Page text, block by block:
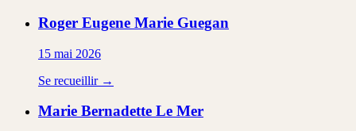
Roger Eugene Marie Guegan
15 mai 2026
Se recueillir →
Marie Bernadette Le Mer